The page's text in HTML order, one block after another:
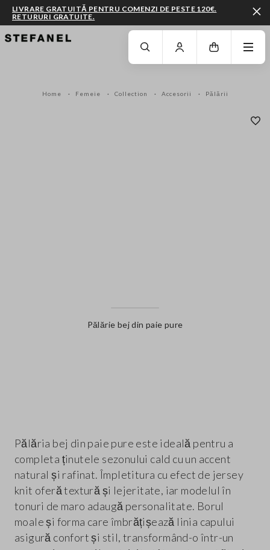
MERGI LA CONȚINUTUL PRINCIPALDERULEAZĂ ÎN JOS
LIVRARE GRATUITĂ PENTRU COMENZI DE PESTE 120€.
RETURURI GRATUITE.
Home Femeie Collection Accesorii Pălării
Pălărie bej din paie pure
Pălăria bej din paie pure este ideală pentru a
completa ținutele sezonului cald cu un accent
natural și rafinat. Împletitura cu efect de jersey
knit oferă textură și lejeritate, iar modelul în
tonuri de maro adaugă personalitate. Borul
moale și forma care îmbrățișează linia capului
asigură confort și stil, transformând-o într-un